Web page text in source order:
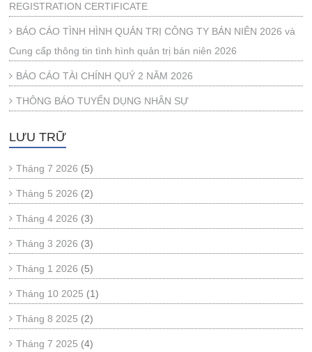
REGISTRATION CERTIFICATE
BÁO CÁO TÌNH HÌNH QUẢN TRỊ CÔNG TY BÁN NIÊN 2026 và
Cung cấp thông tin tình hình quản trị bán niên 2026
BÁO CÁO TÀI CHÍNH QUÝ 2 NĂM 2026
THÔNG BÁO TUYỂN DỤNG NHÂN SỰ
LƯU TRỮ
Tháng 7 2026 (5)
Tháng 5 2026 (2)
Tháng 4 2026 (3)
Tháng 3 2026 (3)
Tháng 1 2026 (5)
Tháng 10 2025 (1)
Tháng 8 2025 (2)
Tháng 7 2025 (4)